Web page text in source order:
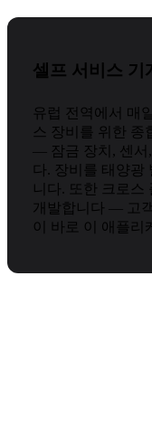
셀프 서비스 기
유럽 전역에서 매
스 장비를 위한 종
— 잠금 장치, 센서,
다. 장비를 태양광
니다. 또한 크로스
개발합니다 — 고
이 바로 이 애플리